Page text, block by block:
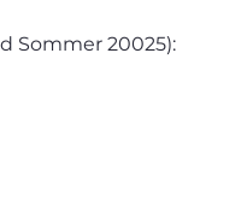
Sommer 20025):